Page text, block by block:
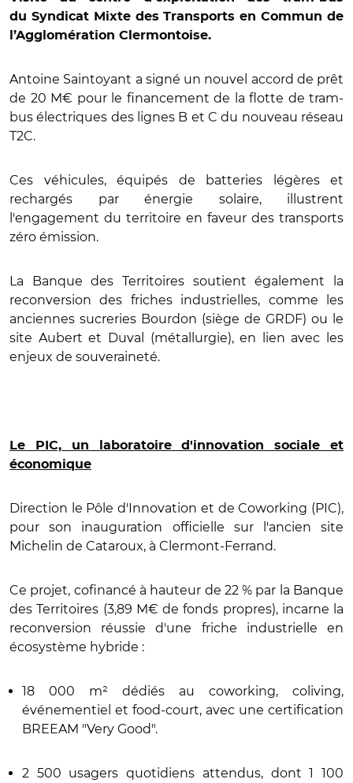
du Syndicat Mixte des Transports en Commun de
l’Agglomération Clermontoise.
Antoine Saintoyant a signé un nouvel accord de prêt
de 20 M€ pour le financement de la flotte de tram-
bus électriques des lignes B et C du nouveau réseau
T2C.
Ces véhicules, équipés de batteries légères et
rechargés par énergie solaire, illustrent
l'engagement du territoire en faveur des transports
zéro émission.
La Banque des Territoires soutient également la
reconversion des friches industrielles, comme les
anciennes sucreries Bourdon (siège de GRDF) ou le
site Aubert et Duval (métallurgie), en lien avec les
enjeux de souveraineté.
Le PIC, un laboratoire d'innovation sociale et
économique
Direction le Pôle d'Innovation et de Coworking (PIC),
pour son inauguration officielle sur l'ancien site
Michelin de Cataroux, à Clermont-Ferrand.
Ce projet, cofinancé à hauteur de 22 % par la Banque
des Territoires (3,89 M€ de fonds propres), incarne la
reconversion réussie d'une friche industrielle en
écosystème hybride :
18 000 m² dédiés au coworking, coliving,
événementiel et food-court, avec une certification
BREEAM "Very Good".
2 500 usagers quotidiens attendus, dont 1 100